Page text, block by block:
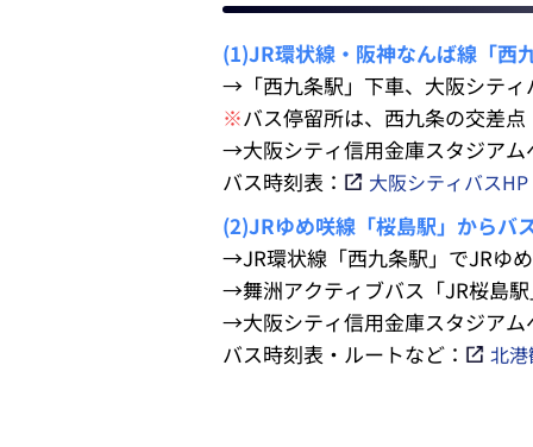
(1)JR環状線・阪神なんば線「西
→「西九条駅」下車、大阪シテ
※バス停留所は、西九条の交差点
→大阪シティ信用金庫スタジアム
バス時刻表：
大阪シティバス
(2)JRゆめ咲線「桜島駅」からバ
→JR環状線「西九条駅」でJRゆ
→舞洲アクティブバス「JR桜島
→大阪シティ信用金庫スタジアム
バス時刻表・ルートなど：
北